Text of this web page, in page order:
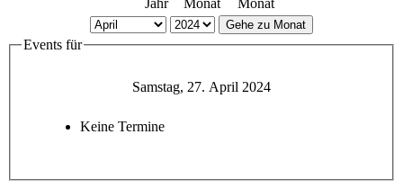
Jahr
Monat
Monat
Gehe zu Monat
Events für
Samstag, 27. April 2024
Keine Termine